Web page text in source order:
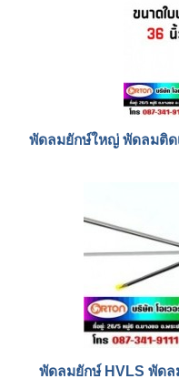
พัดลมยักษ์ใหญ่ พัดลมติด
พัดลมยักษ์ HVLS พัดล